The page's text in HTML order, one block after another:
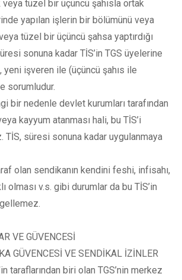
tüzel bir üçüncü şahısla ortak
yapılan işlerin bir bölümünü veya
tüzel bir üçüncü şahsa yaptırdığı
sonuna kadar TİS’in TGS üyelerine
yeni işveren ile (üçüncü şahıs ile
sorumludur.
bir nedenle devlet kurumları tarafından
kayyum atanması hali, bu TİS’i
TİS, süresi sonuna kadar uygulanmaya
olan sendikanın kendini feshi, infisahı,
olması v.s. gibi durumlar da bu TİS’in
VE GÜVENCESİ
GÜVENCESİ VE SENDİKAL İZİNLER
taraflarından biri olan TGS’nin merkez